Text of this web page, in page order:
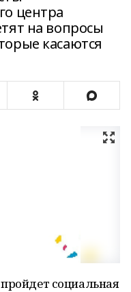
центра
на вопросы
касаются
социальная